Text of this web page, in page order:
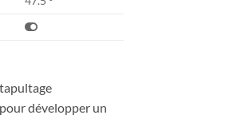
développer un